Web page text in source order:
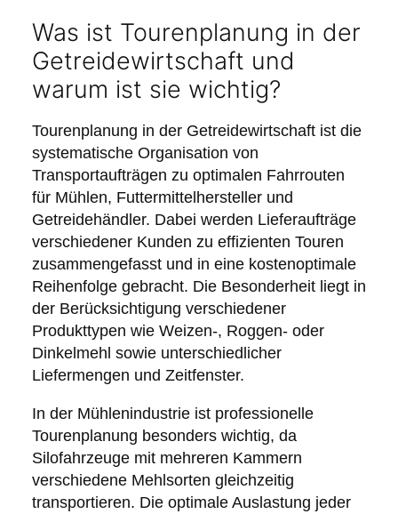
Was ist Tourenplanung in der
Getreidewirtschaft und
warum ist sie wichtig?
Tourenplanung in der Getreidewirtschaft ist die
systematische Organisation von
Transportaufträgen zu optimalen Fahrrouten
für Mühlen, Futtermittelhersteller und
Getreidehändler. Dabei werden Lieferaufträge
verschiedener Kunden zu effizienten Touren
zusammengefasst und in eine kostenoptimale
Reihenfolge gebracht. Die Besonderheit liegt in
der Berücksichtigung verschiedener
Produkttypen wie Weizen-, Roggen- oder
Dinkelmehl sowie unterschiedlicher
Liefermengen und Zeitfenster.
In der Mühlenindustrie ist professionelle
Tourenplanung besonders wichtig, da
Silofahrzeuge mit mehreren Kammern
verschiedene Mehlsorten gleichzeitig
transportieren. Die optimale Auslastung jeder